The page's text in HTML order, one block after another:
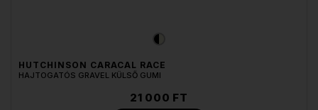
HUTCHINSON CARACAL RACE
HAJTOGATÓS GRAVEL KÜLSŐ GUMI
21 000 FT